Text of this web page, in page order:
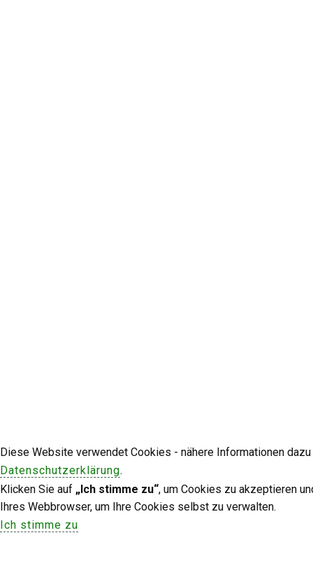
Diese Website verwendet Cookies - nähere Informationen
Datenschutzerklärung.
Klicken Sie auf „Ich stimme zu“, um Cookies zu akzeptieren
Ihres Webbrowser, um Ihre Cookies selbst zu verwalten.
Ich stimme zu